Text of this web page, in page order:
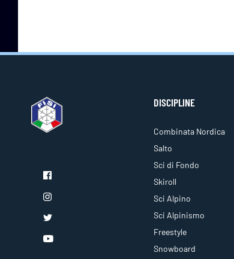
DISCIPLINE
Combinata Nordica
Salto
Sci di Fondo
Skiroll
Sci Alpino
Sci Alpinismo
Freestyle
Snowboard